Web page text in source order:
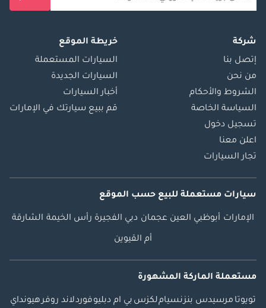
شركة
إتصل بنا
من نحن
الشروط والأحكام
السياسة الخاصة
تسجيل دخول
اعلن معنا
تجار السيارات
خريطة الموقع
السيارات المستعملة
السيارات الجديدة
أخبار السيارات
قم ببيع سيارتك في الإمارات
سيارات مستعملة للبيع حسب الموقع
الإمارات أبوظبي العين عجمان دبي الفجيرة رأس الخيمة الشارقة
أم القيوين
مستعملة الماركة المشهورة
تويوتا مرسيدس بنزنسياملكزس بي ام دبليوفوردلاند روفرهيونداي